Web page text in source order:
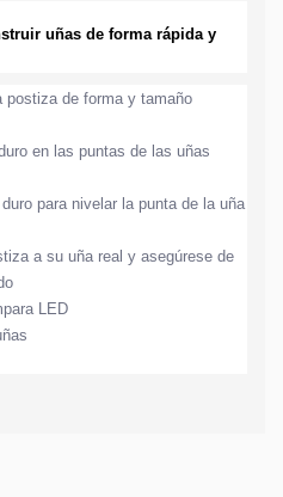
uñas de forma rápida y
postiza de forma y tamaño
en las puntas de las uñas
para nivelar la punta de la uña
a su uña real y asegúrese de
LED